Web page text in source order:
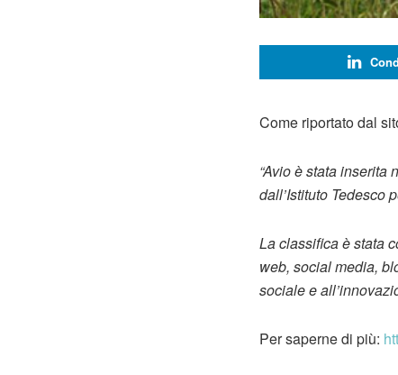
Come riportato dal
“Avio è stata
dall’Istituto Tedesco
La classifica è stata
web, social media,
sociale e
Per saperne di più: